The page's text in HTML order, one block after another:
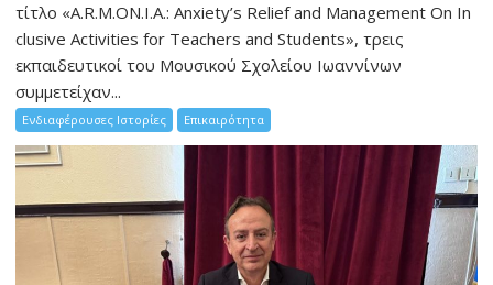
τίτλο «A.R.M.ON.I.A.: Anxiety’s Relief and Management On In
clusive Activities for Teachers and Students», τρεις
εκπαιδευτικοί του Μουσικού Σχολείου Ιωαννίνων
συμμετείχαν...
Ενδιαφέρουσες Ιστορίες Επικαιρότητα